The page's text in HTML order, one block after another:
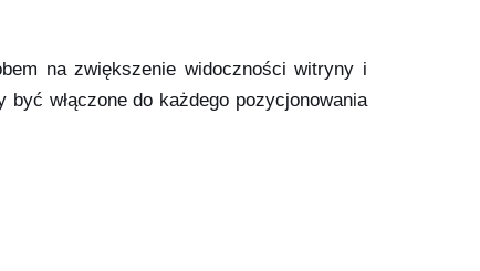
na zwiększenie widoczności witryny i
włączone do każdego pozycjonowania